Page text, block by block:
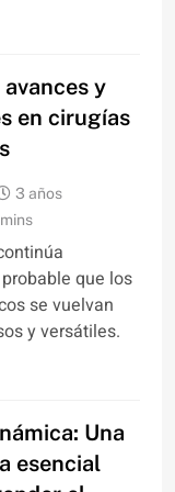
y
en cirugías
3 años
que los
se vuelvan
y versátiles.
Una
esencial